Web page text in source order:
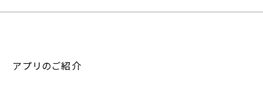
アプリのご紹介